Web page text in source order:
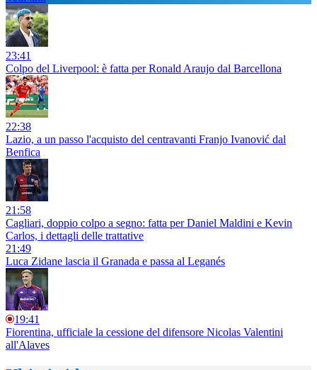
23:41
Colpo del Liverpool: è fatta per Ronald Araujo dal Barcellona
22:38
Lazio, a un passo l'acquisto del centravanti Franjo Ivanović dal
Benfica
21:58
Cagliari, doppio colpo a segno: fatta per Daniel Maldini e Kevin
Carlos, i dettagli delle trattative
21:49
Luca Zidane lascia il Granada e passa al Leganés
19:41
Fiorentina, ufficiale la cessione del difensore Nicolas Valentini
all'Alaves